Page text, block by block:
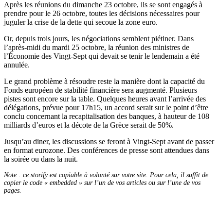
Après les réunions du dimanche 23 octobre, ils se sont engagés à
prendre pour le 26 octobre, toutes les décisions nécessaires pour
juguler la crise de la dette qui secoue la zone euro.
Or, depuis trois jours, les négociations semblent piétiner. Dans
l’après-midi du mardi 25 octobre, la réunion des ministres de
l’Économie des Vingt-Sept qui devait se tenir le lendemain a été
annulée.
Le grand problème à résoudre reste la manière dont la capacité du
Fonds européen de stabilité financière sera augmenté. Plusieurs
pistes sont encore sur la table. Quelques heures avant l’arrivée des
délégations, prévue pour 17h15, un accord serait sur le point d’être
conclu concernant la recapitalisation des banques, à hauteur de 108
milliards d’euros et la décote de la Grèce serait de 50%.
Jusqu’au diner, les discussions se feront à Vingt-Sept avant de passer
en format eurozone. Des conférences de presse sont attendues dans
la soirée ou dans la nuit.
Note : ce storify est copiable à volonté sur votre site. Pour cela, il suffit de
copier le code « embedded » sur l’un de vos articles ou sur l’une de vos
pages.